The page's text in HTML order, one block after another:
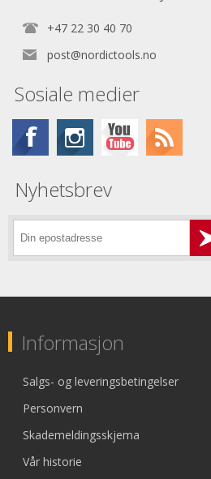
+47 22 30 40 70
post@nordictools.no
Sosiale medier
Nyhetsbrev
Informasjon
Salgs- og leveringsbetingelser
Personvern
Skademeldingsskjema
Vår historie